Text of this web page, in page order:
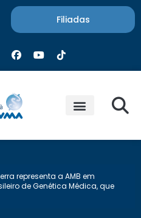
Filiadas
representa a AMB em
de Genética Médica, que